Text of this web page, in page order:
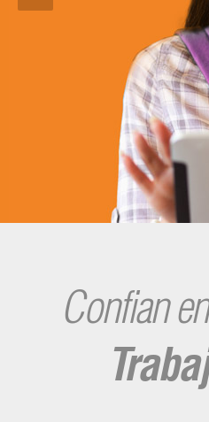
contribuir en su
laboral
Confian